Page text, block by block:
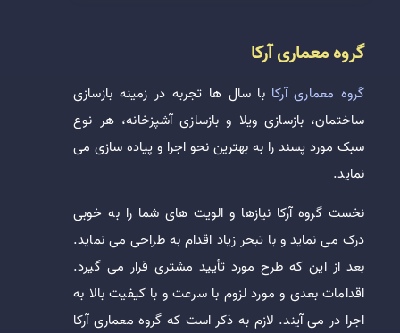
گروه معماری آرکا
گروه معماری آرکا با سال ها تجربه در زمینه بازسازی
ساختمان، بازسازی ویلا و بازسازی آشپزخانه، هر نوع
سبک مورد پسند را به بهترین نحو اجرا و پیاده سازی می
نماید.
نخست گروه آرکا نیازها و الویت های شما را به خوبی
درک می نماید و با تبحر زیاد اقدام به طراحی می نماید.
بعد از این که طرح مورد تأیید مشتری قرار می گیرد.
اقدامات بعدی و مورد لزوم با سرعت و با کیفیت بالا به
اجرا در می آیند. لازم به ذکر است که گروه معماری آرکا